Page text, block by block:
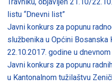
listu “Dnevni list”
Javni konkurs za popunu
službenika u Općini Bosanska
22.10.2017. godine u
Javni konkurs za popunu
u Kantonalnom tužilaštvu